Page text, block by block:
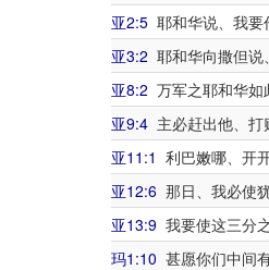
亚2:5 耶和华说、我要
亚3:2 耶和华向撒但
亚8:2 万军之耶和华
亚9:4 主必赶出他、
亚11:1 利巴嫩哪、开
亚12:6 那日、我必使
亚13:9 我要使这三分
玛1:10 甚愿你们中间